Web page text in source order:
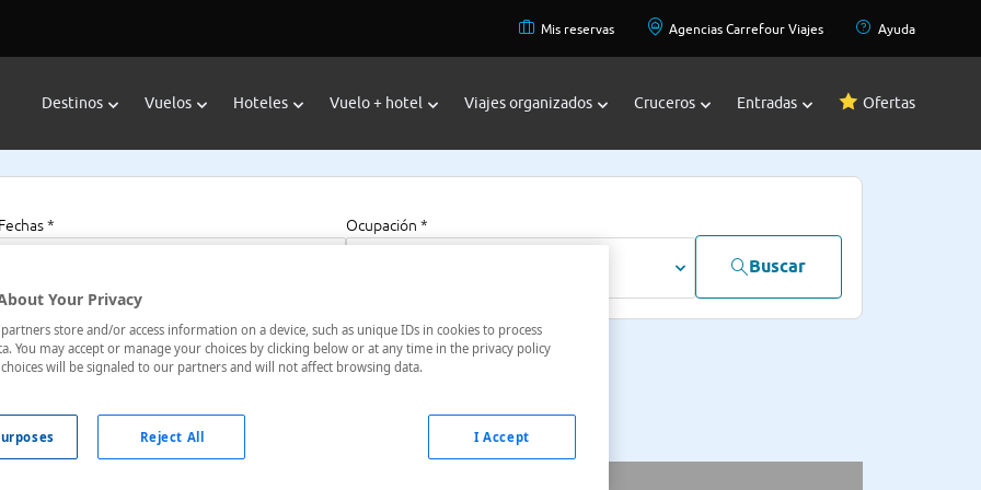
Mis reservas Agencias Carrefour Viajes Ayuda
Destinos Vuelos Hoteles Vuelo + hotel Viajes organizados Cruceros Entradas Ofertas
Fechas * Ocupación *
Buscar
Swift Current
Canadá
Your Privacy
store and/or access information on a device, such as unique IDs in cookies to process
You may accept or manage your choices by clicking below or at any time in the privacy policy
choices will be signaled to our partners and will not affect browsing data.
Reject All I Accept